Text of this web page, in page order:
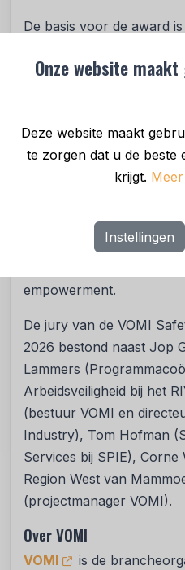
Onze website
Deze website maakt
te zorgen dat u de beste
krijgt.
Instellingen
De basis voor de award is
van die beoordeling is
wetenschappelijk
ingevuld. Hierbij wordt
vragenlijst waarmee de
communicatie vanuit
communicatie, de
empowerment.
De jury van de VOMI
2026 bestond naast Jop
Lammers
Arbeidsveiligheid bij het
(bestuur VOMI en
Industry), Tom Hofman
Services bij SPIE),
Region West van
(projectmanager VOMI).
Over VOMI
VOMI
is de